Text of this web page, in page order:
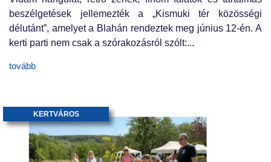
beszélgetések jellemezték a „Kismuki tér közösségi
délutánt”, amelyet a Blahán rendeztek meg június 12-én. A
kerti parti nem csak a szórakozásról szólt:...
tovább
KERTVÁROS